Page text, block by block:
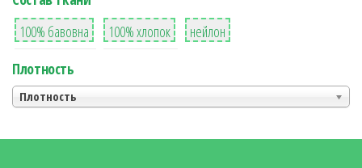
8
100% бавовна
36
100% хлопок
2
нейлон
Плотность
Плотность